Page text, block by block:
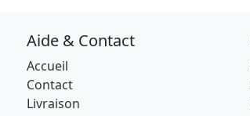
Aide & Contact
Accueil
Contact
Livraison